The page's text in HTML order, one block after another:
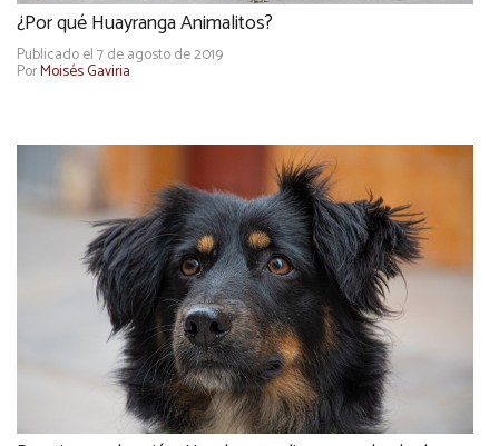
¿Por qué Huayranga Animalitos?
Publicado el 7 de agosto de 2019
PorMoisés Gaviria